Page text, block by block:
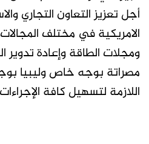
أجل تعزيز التعاون التجاري
الامريكية في مختلف
ومجلات الطاقة وإعادة تدوير
مصراتة بوجه خاص وليبيا
اللازمة لتسهيل كافة